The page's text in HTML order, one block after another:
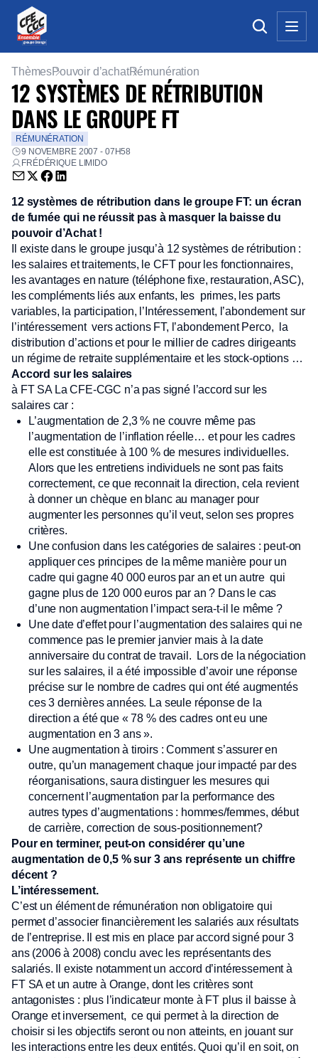
ThèmesPouvoir d’achatRémunération
12 SYSTÈMES DE RÉTRIBUTION
DANS LE GROUPE FT
RÉMUNÉRATION
9 NOVEMBRE 2007 - 07H58
FRÉDÉRIQUE LIMIDO
Envoyer par email (nouvelle fenêtre)
Partager sur Twitter (nouvelle fenêtre)
Partager sur Facebook (nouvelle fenêtre)
Partager sur LinkedIn (nouvelle fenêtre)
12 systèmes de rétribution dans le groupe FT: un écran
de fumée qui ne réussit pas à masquer la baisse du
pouvoir d’Achat !
Il existe dans le groupe jusqu’à 12 systèmes de rétribution :
les salaires et traitements, le CFT pour les fonctionnaires,
les avantages en nature (téléphone fixe, restauration, ASC),
les compléments liés aux enfants, les primes, les parts
variables, la participation, l’Intéressement, l’abondement sur
l’intéressement vers actions FT, l’abondement Perco, la
distribution d’actions et pour le millier de cadres dirigeants
un régime de retraite supplémentaire et les stock-options …
Accord sur les salaires
à FT SA La CFE-CGC n’a pas signé l’accord sur les
salaires car :
L’augmentation de 2,3 % ne couvre même pas
l’augmentation de l’inflation réelle… et pour les cadres
elle est constituée à 100 % de mesures individuelles.
Alors que les entretiens individuels ne sont pas faits
correctement, ce que reconnait la direction, cela revient
à donner un chèque en blanc au manager pour
augmenter les personnes qu’il veut, selon ses propres
critères.
Une confusion dans les catégories de salaires : peut-on
appliquer ces principes de la même manière pour un
cadre qui gagne 40 000 euros par an et un autre qui
gagne plus de 120 000 euros par an ? Dans le cas
d’une non augmentation l’impact sera-t-il le même ?
Une date d’effet pour l’augmentation des salaires qui ne
commence pas le premier janvier mais à la date
anniversaire du contrat de travail. Lors de la négociation
sur les salaires, il a été impossible d’avoir une réponse
précise sur le nombre de cadres qui ont été augmentés
ces 3 dernières années. La seule réponse de la
direction a été que « 78 % des cadres ont eu une
augmentation en 3 ans ».
Une augmentation à tiroirs : Comment s’assurer en
outre, qu’un management chaque jour impacté par des
réorganisations, saura distinguer les mesures qui
concernent l’augmentation par la performance des
autres types d’augmentations : hommes/femmes, début
de carrière, correction de sous-positionnement?
Pour en terminer, peut-on considérer qu’une
augmentation de 0,5 % sur 3 ans représente un chiffre
décent ?
L’intéressement.
C’est un élément de rémunération non obligatoire qui
permet d’associer financièrement les salariés aux résultats
de l’entreprise. Il est mis en place par accord signé pour 3
ans (2006 à 2008) conclu avec les représentants des
salariés. Il existe notamment un accord d’intéressement à
FT SA et un autre à Orange, dont les critères sont
antagonistes : plus l’indicateur monte à FT plus il baisse à
Orange et inversement, ce qui permet à la direction de
choisir si les objectifs seront ou non atteints, en jouant sur
les interactions entre les deux entités. Quoi qu’il en soit, on